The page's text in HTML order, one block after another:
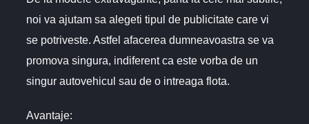
noi va ajutam sa alegeti tipul de publicitate care vi
se potriveste. Astfel afacerea dumneavoastra se va
promova singura, indiferent ca este vorba de un
singur autovehicul sau de o intreaga flota.
Avantaje: